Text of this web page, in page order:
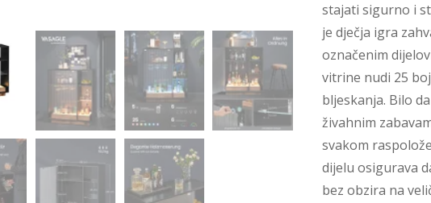
stajati sigurno i
je dječja igra
označenim
vitrine nudi 25
bljeskanja. Bilo
živahnim
svakom
dijelu osigurava
bez obzira na